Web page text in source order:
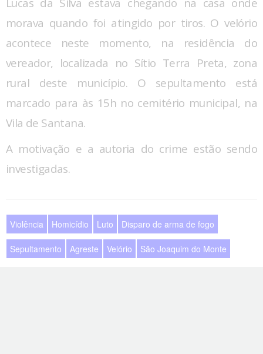
morava quando foi atingido por tiros. O velório
acontece neste momento, na residência do
vereador, localizada no Sítio Terra Preta, zona
rural deste município. O sepultamento está
marcado para às 15h no cemitério municipal, na
Vila de Santana.
A motivação e a autoria do crime estão sendo
investigadas.
Violência Homicídio Luto Disparo de arma de fogo
Sepultamento Agreste Velório São Joaquim do Monte